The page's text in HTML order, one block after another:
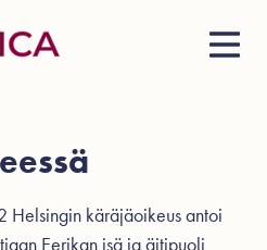
Helsingin käräjäoikeus antoi
Eerikan isä ja äitipuoli